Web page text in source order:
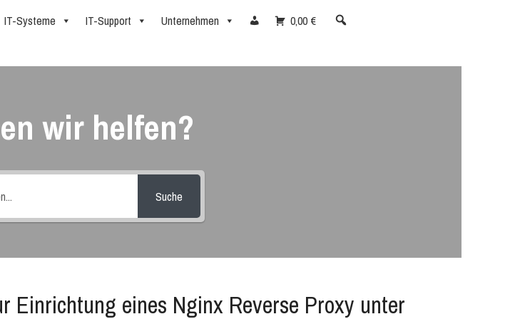
IT-Systeme IT-Support Unternehmen 0,00 €
wir helfen?
Suche
Einrichtung eines Nginx Reverse Proxy unter